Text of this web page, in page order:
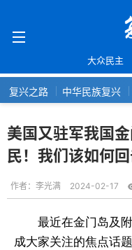
大众民主
复兴之路 中华民族复兴
美国又驻军我国
民！我们该如何回
作者： 李光满 2024-02-17
最近在金门岛及
成大家关注的焦点话题